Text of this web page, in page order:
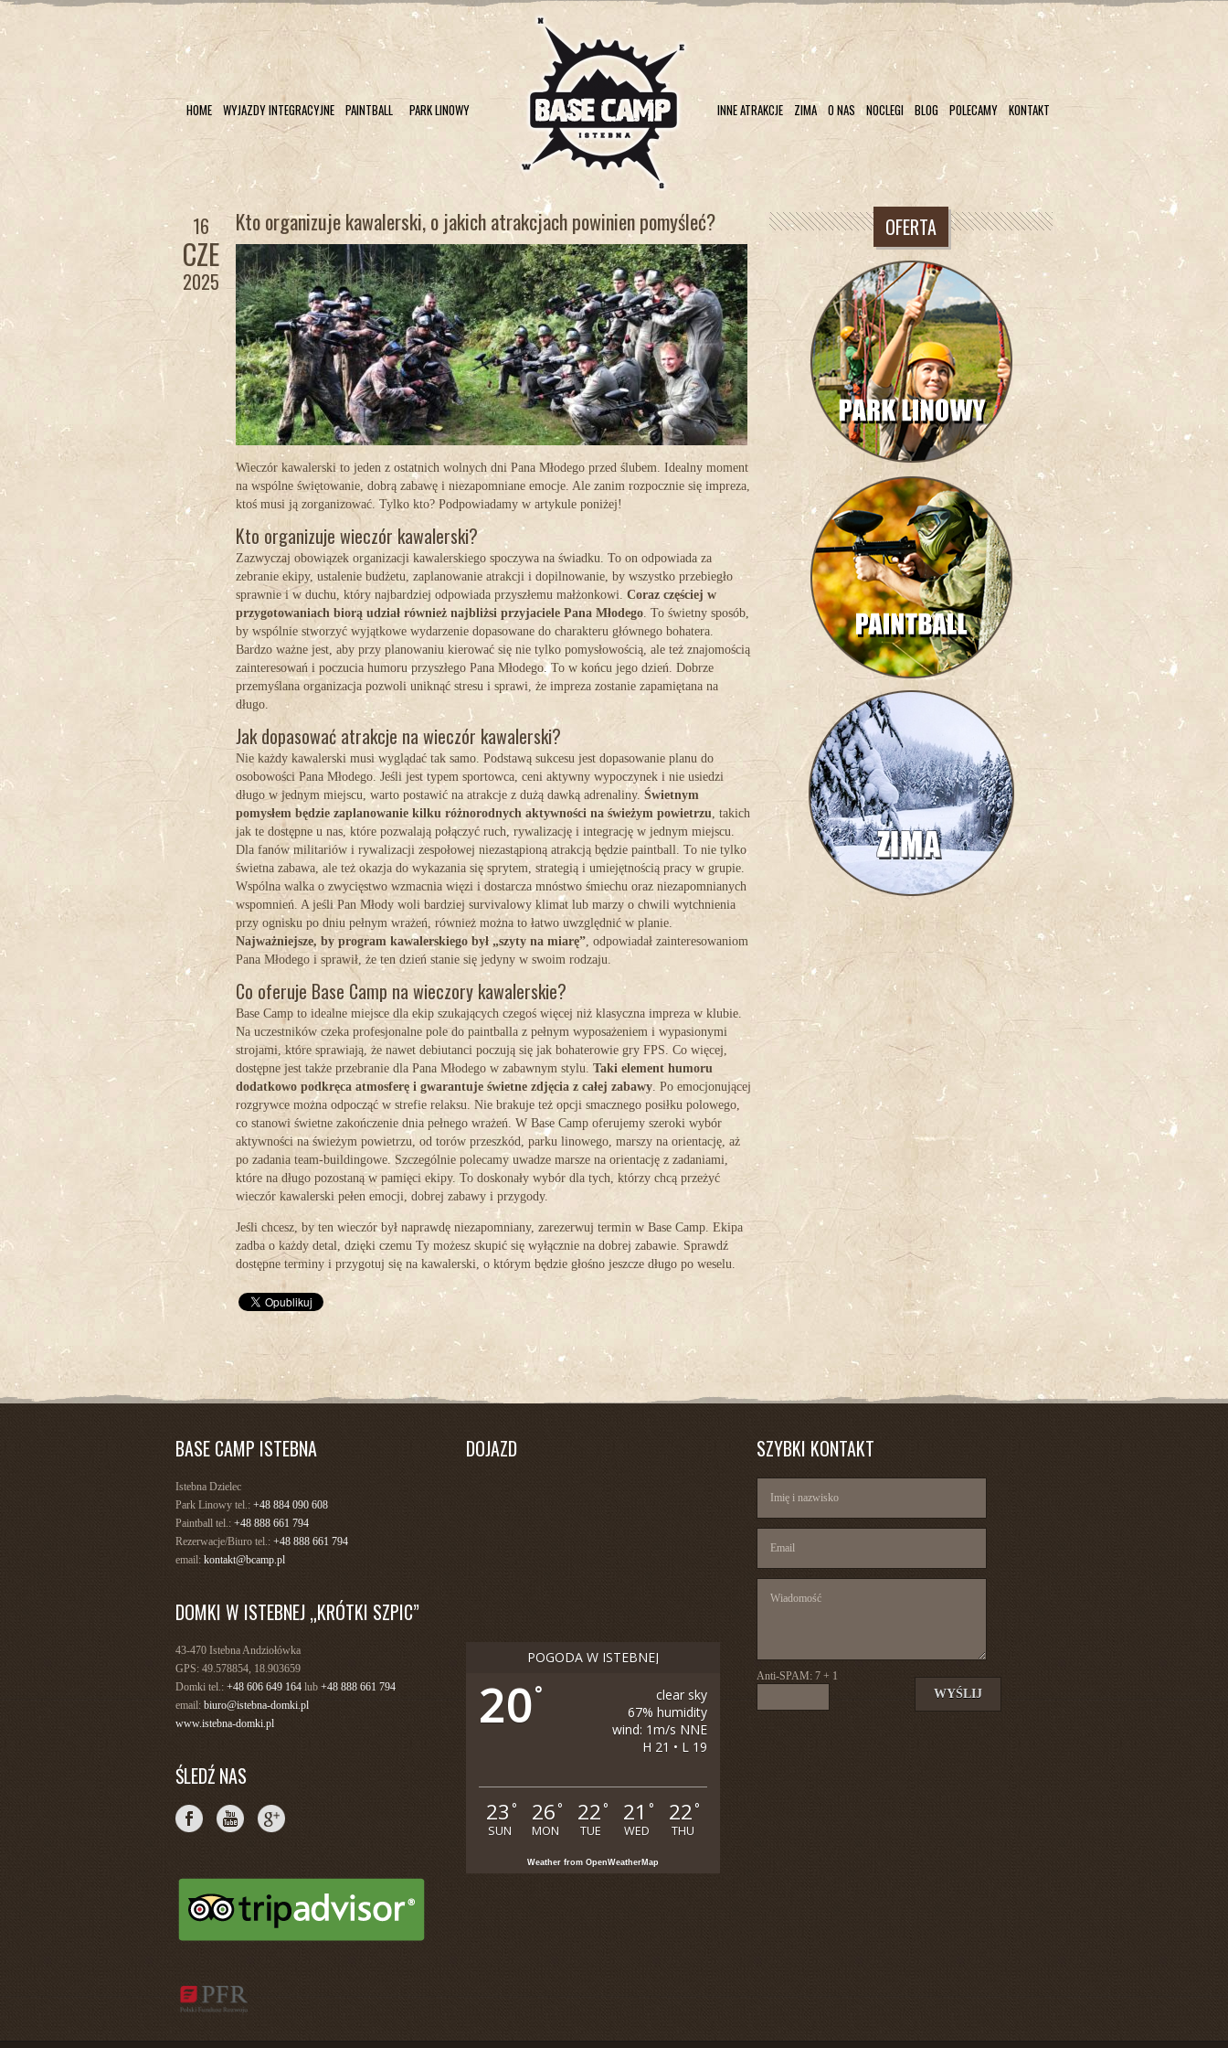
HOME WYJAZDY INTEGRACYJNE PAINTBALL PARK LINOWY INNE ATRAKCJE ZIMA O NAS NOCLEGI BLOG POLECAMY KONTAKT
16
CZE
2025
Kto organizuje kawalerski, o jakich atrakcjach powinien pomyśleć?
Wieczór kawalerski to jeden z ostatnich wolnych dni Pana Młodego przed ślubem. Idealny moment
na wspólne świętowanie, dobrą zabawę i niezapomniane emocje. Ale zanim rozpocznie się impreza,
ktoś musi ją zorganizować. Tylko kto? Podpowiadamy w artykule poniżej!
Kto organizuje wieczór kawalerski?
Zazwyczaj obowiązek organizacji kawalerskiego spoczywa na świadku. To on odpowiada za
zebranie ekipy, ustalenie budżetu, zaplanowanie atrakcji i dopilnowanie, by wszystko przebiegło
sprawnie i w duchu, który najbardziej odpowiada przyszłemu małżonkowi. Coraz częściej w
przygotowaniach biorą udział również najbliżsi przyjaciele Pana Młodego. To świetny sposób,
by wspólnie stworzyć wyjątkowe wydarzenie dopasowane do charakteru głównego bohatera.
Bardzo ważne jest, aby przy planowaniu kierować się nie tylko pomysłowością, ale też znajomością
zainteresowań i poczucia humoru przyszłego Pana Młodego. To w końcu jego dzień. Dobrze
przemyślana organizacja pozwoli uniknąć stresu i sprawi, że impreza zostanie zapamiętana na
długo.
Jak dopasować atrakcje na wieczór kawalerski?
Nie każdy kawalerski musi wyglądać tak samo. Podstawą sukcesu jest dopasowanie planu do
osobowości Pana Młodego. Jeśli jest typem sportowca, ceni aktywny wypoczynek i nie usiedzi
długo w jednym miejscu, warto postawić na atrakcje z dużą dawką adrenaliny. Świetnym
pomysłem będzie zaplanowanie kilku różnorodnych aktywności na świeżym powietrzu, takich
jak te dostępne u nas, które pozwalają połączyć ruch, rywalizację i integrację w jednym miejscu.
Dla fanów militariów i rywalizacji zespołowej niezastąpioną atrakcją będzie paintball. To nie tylko
świetna zabawa, ale też okazja do wykazania się sprytem, strategią i umiejętnością pracy w grupie.
Wspólna walka o zwycięstwo wzmacnia więzi i dostarcza mnóstwo śmiechu oraz niezapomnianych
wspomnień. A jeśli Pan Młody woli bardziej survivalowy klimat lub marzy o chwili wytchnienia
przy ognisku po dniu pełnym wrażeń, również można to łatwo uwzględnić w planie.
Najważniejsze, by program kawalerskiego był „szyty na miarę”, odpowiadał zainteresowaniom
Pana Młodego i sprawił, że ten dzień stanie się jedyny w swoim rodzaju.
Co oferuje Base Camp na wieczory kawalerskie?
Base Camp to idealne miejsce dla ekip szukających czegoś więcej niż klasyczna impreza w klubie.
Na uczestników czeka profesjonalne pole do paintballa z pełnym wyposażeniem i wypasionymi
strojami, które sprawiają, że nawet debiutanci poczują się jak bohaterowie gry FPS. Co więcej,
dostępne jest także przebranie dla Pana Młodego w zabawnym stylu. Taki element humoru
dodatkowo podkręca atmosferę i gwarantuje świetne zdjęcia z całej zabawy. Po emocjonującej
rozgrywce można odpocząć w strefie relaksu. Nie brakuje też opcji smacznego posiłku polowego,
co stanowi świetne zakończenie dnia pełnego wrażeń. W Base Camp oferujemy szeroki wybór
aktywności na świeżym powietrzu, od torów przeszkód, parku linowego, marszy na orientację, aż
po zadania team-buildingowe. Szczególnie polecamy uwadze marsze na orientację z zadaniami,
które na długo pozostaną w pamięci ekipy. To doskonały wybór dla tych, którzy chcą przeżyć
wieczór kawalerski pełen emocji, dobrej zabawy i przygody.
Jeśli chcesz, by ten wieczór był naprawdę niezapomniany, zarezerwuj termin w Base Camp. Ekipa
zadba o każdy detal, dzięki czemu Ty możesz skupić się wyłącznie na dobrej zabawie. Sprawdź
dostępne terminy i przygotuj się na kawalerski, o którym będzie głośno jeszcze długo po weselu.
OFERTA
BASE CAMP ISTEBNA
Istebna Dzielec
Park Linowy tel.: +48 884 090 608
Paintball tel.: +48 888 661 794
Rezerwacje/Biuro tel.: +48 888 661 794
email: kontakt@bcamp.pl
DOMKI W ISTEBNEJ „KRÓTKI SZPIC”
43-470 Istebna Andziołówka
GPS: 49.578854, 18.903659
Domki tel.: +48 606 649 164 lub +48 888 661 794
email: biuro@istebna-domki.pl
www.istebna-domki.pl
ŚLEDŹ NAS
DOJAZD
POGODA W ISTEBNEJ
20°
clear sky
67% humidity
wind: 1m/s NNE
H 21 • L 19
23 °
SUN
26 °
MON
22 °
TUE
21 °
WED
22 °
THU
Weather from OpenWeatherMap
SZYBKI KONTAKT
Anti-SPAM: 7 + 1